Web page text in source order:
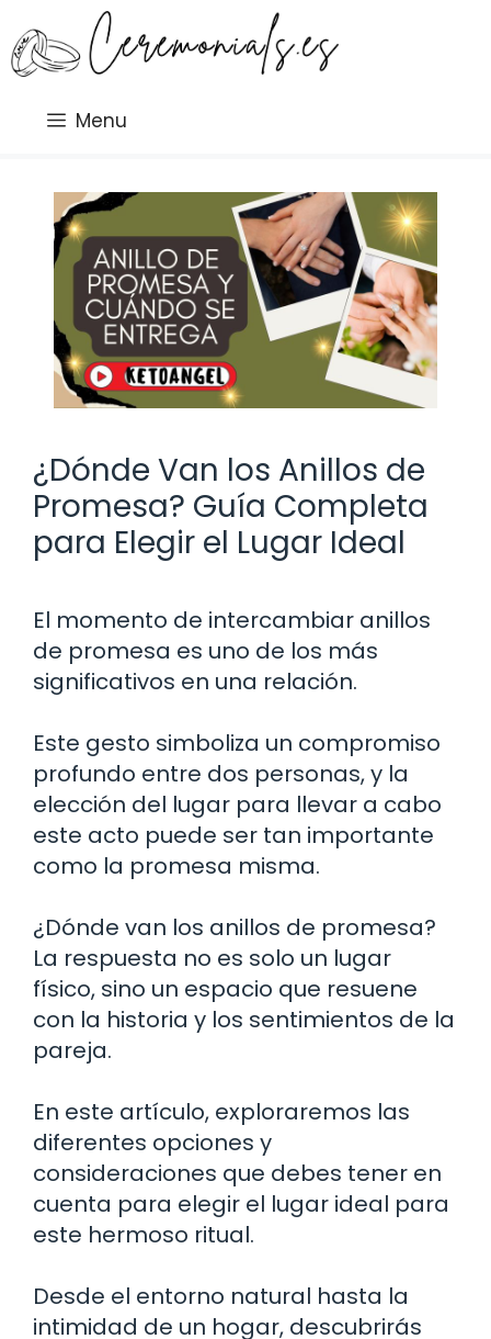
al
contenido
Menu
¿Dónde Van los Anillos de
Promesa? Guía Completa
para Elegir el Lugar Ideal
El momento de intercambiar anillos
de promesa es uno de los más
significativos en una relación.
Este gesto simboliza un compromiso
profundo entre dos personas, y la
elección del lugar para llevar a cabo
este acto puede ser tan importante
como la promesa misma.
¿Dónde van los anillos de promesa?
La respuesta no es solo un lugar
físico, sino un espacio que resuene
con la historia y los sentimientos de la
pareja.
En este artículo, exploraremos las
diferentes opciones y
consideraciones que debes tener en
cuenta para elegir el lugar ideal para
este hermoso ritual.
Desde el entorno natural hasta la
intimidad de un hogar, descubrirás